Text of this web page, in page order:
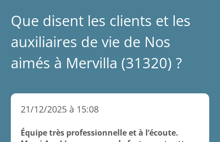
Que disent les clients et les
auxiliaires de vie de Nos
aimés à Mervilla (31320) ?
21/12/2025 à 15:08
Équipe très professionnelle et à l’écoute.